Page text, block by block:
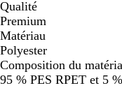
Qualité
Premium
Matériau
Polyester
Composition du
95 % PES RPET et 5